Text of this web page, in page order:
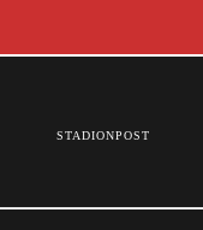
STADIONPOST